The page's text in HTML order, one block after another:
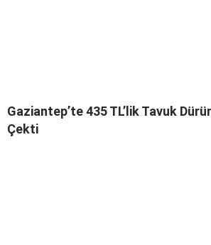
Gaziantep’te 435 TL’lik Tavuk
Çekti